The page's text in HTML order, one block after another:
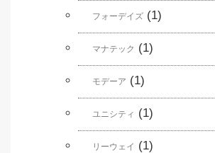
フォーデイズ (1)
マナテック (1)
モデーア (1)
ユニシティ (1)
リーウェイ (1)